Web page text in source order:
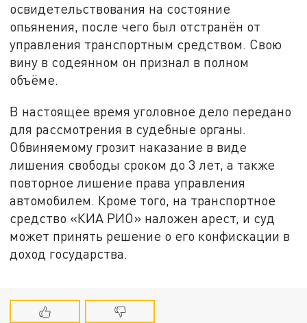
освидетельствования на состояние
опьянения, после чего был отстранён от
управления транспортным средством. Свою
вину в содеянном он признал в полном
объёме.
В настоящее время уголовное дело передано
для рассмотрения в судебные органы.
Обвиняемому грозит наказание в виде
лишения свободы сроком до 3 лет, а также
повторное лишение права управления
автомобилем. Кроме того, на транспортное
средство «КИА РИО» наложен арест, и суд
может принять решение о его конфискации в
доход государства.